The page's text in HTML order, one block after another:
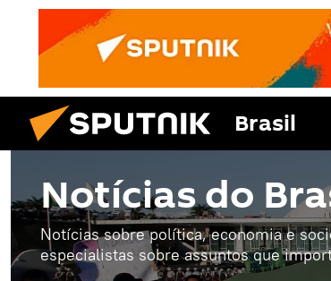
Brasil
Notícias do
Notícias sobre política, economia e
especialistas sobre assuntos que